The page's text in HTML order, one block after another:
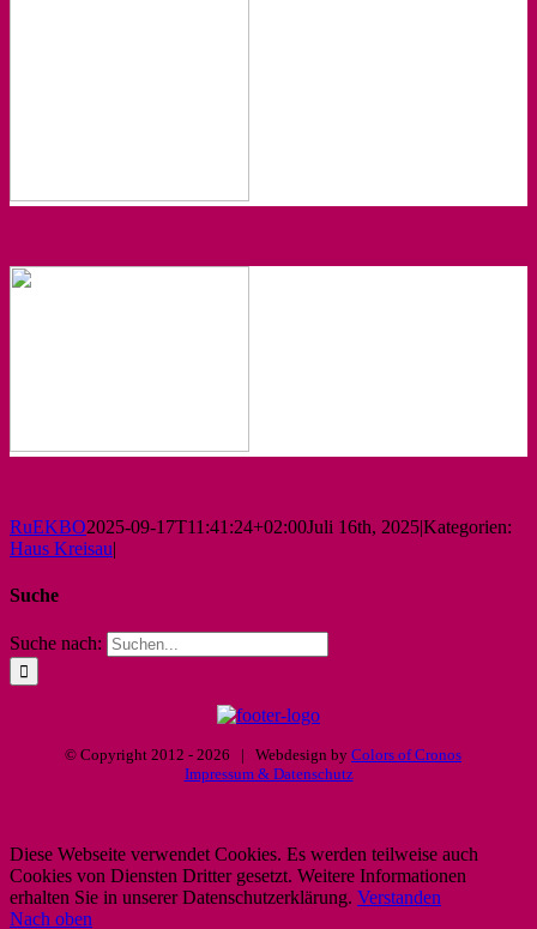
RuEKBO2025-09-17T11:41:24+02:00Juli 16th, 2025|Kategorien:
Haus Kreisau|
Suche
Suche nach:
© Copyright 2012 - 2026 | Webdesign by Colors of Cronos
Impressum & Datenschutz
Diese Webseite verwendet Cookies. Es werden teilweise auch
Cookies von Diensten Dritter gesetzt. Weitere Informationen
erhalten Sie in unserer Datenschutzerklärung. Verstanden
Nach oben